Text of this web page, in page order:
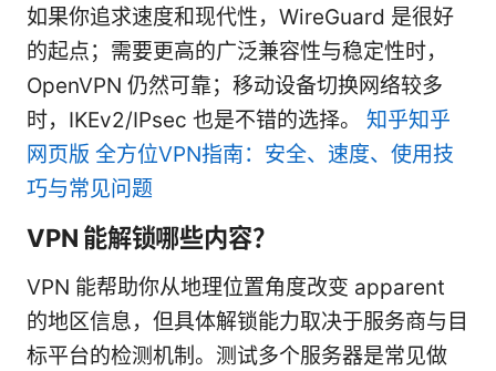
如果你追求速度和现代性，WireGuard 是很好
的起点；需要更高的广泛兼容性与稳定性时，
OpenVPN 仍然可靠；移动设备切换网络较多
时，IKEv2/IPsec 也是不错的选择。 知乎知乎
网页版 全方位VPN指南：安全、速度、使用技
巧与常见问题
VPN 能解锁哪些内容？
VPN 能帮助你从地理位置角度改变 apparent
的地区信息，但具体解锁能力取决于服务商与目
标平台的检测机制。测试多个服务器是常见做